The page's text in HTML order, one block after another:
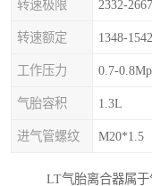
转速极限 2332-2667
转速额定 1348-1542
工作压力 0.7-
气胎容积 1.3L
进气管螺纹 M20*1.5
LT气胎离合器属